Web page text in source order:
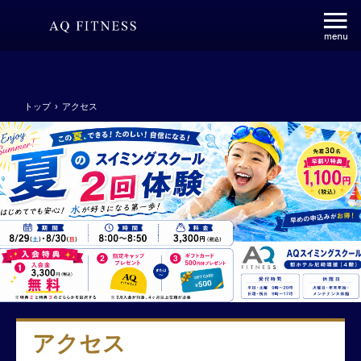
トップ › アクセス
アクセス